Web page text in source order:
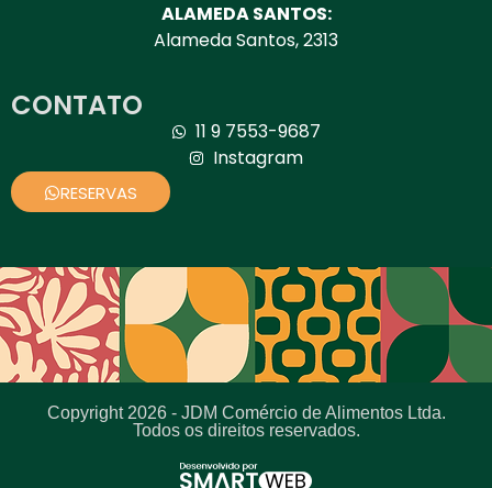
ALAMEDA SANTOS:
Alameda Santos, 2313
CONTATO
11 9 7553-9687
Instagram
RESERVAS
Copyright 2026 - JDM Comércio de Alimentos Ltda.
Todos os direitos reservados.